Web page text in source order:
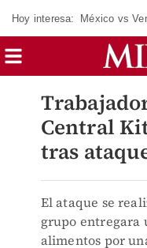
Hoy interesa: México vs
Central
tras
El ataque se
grupo entregara
alimentos por